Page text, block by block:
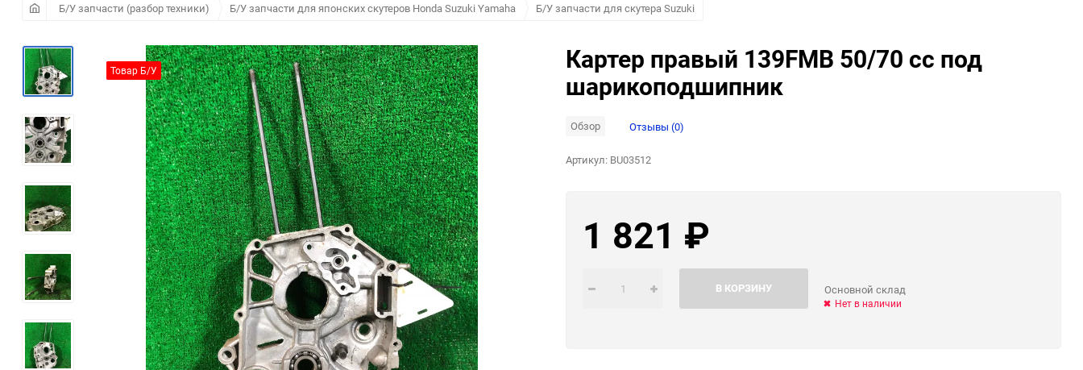
Б/У запчасти (разбор техники) Б/У запчасти для японских скутеров Honda Suzuki Yamaha Б/У запчасти для скутера Suzuki
Товар Б/У
Картер правый 139FMB 50/70 cc под
шарикоподшипник
Обзор Отзывы (0)
Артикул: BU03512
1 821 ₽
В КОРЗИНУ Основной склад
Нет в наличии